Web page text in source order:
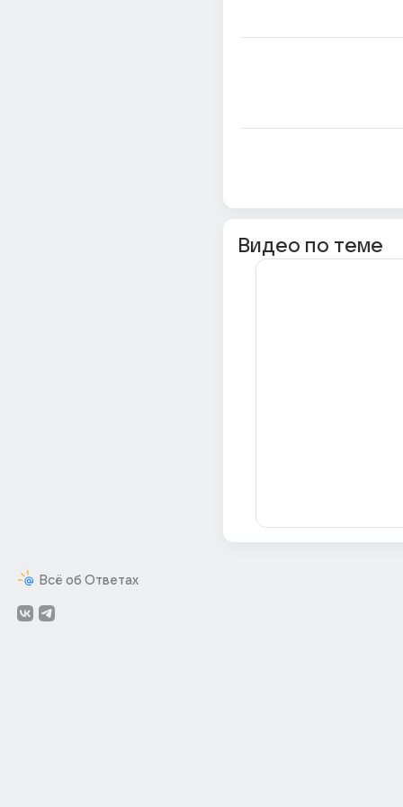
Всё об Ответах
Видео по теме